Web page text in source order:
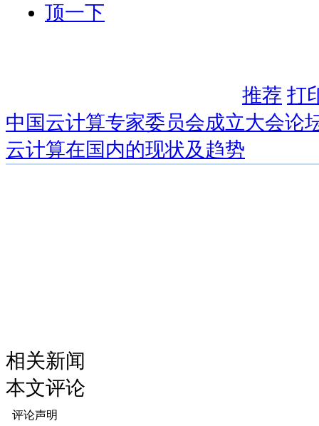
顶一下
推荐 打
中国云计算专家委员会成立大会论
云计算在国内的现状及趋势
相关新闻
本文评论
评论声明